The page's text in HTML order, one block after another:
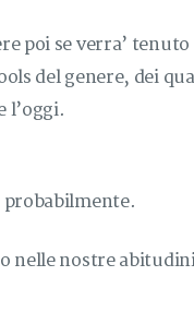
poi se verra’
del genere, dei
l’oggi.
nelle nostre